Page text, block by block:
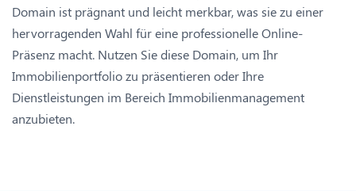
Domain ist prägnant und leicht merkbar, was sie zu einer
hervorragenden Wahl für eine professionelle Online-
Präsenz macht. Nutzen Sie diese Domain, um Ihr
Immobilienportfolio zu präsentieren oder Ihre
Dienstleistungen im Bereich Immobilienmanagement
anzubieten.